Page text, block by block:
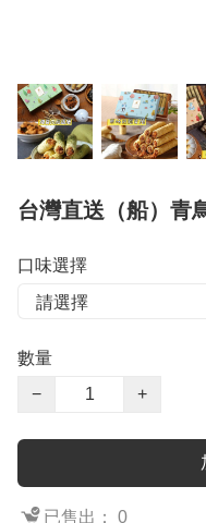
台灣直送（船）青
口味選擇
數量
−
+
已售出： 0